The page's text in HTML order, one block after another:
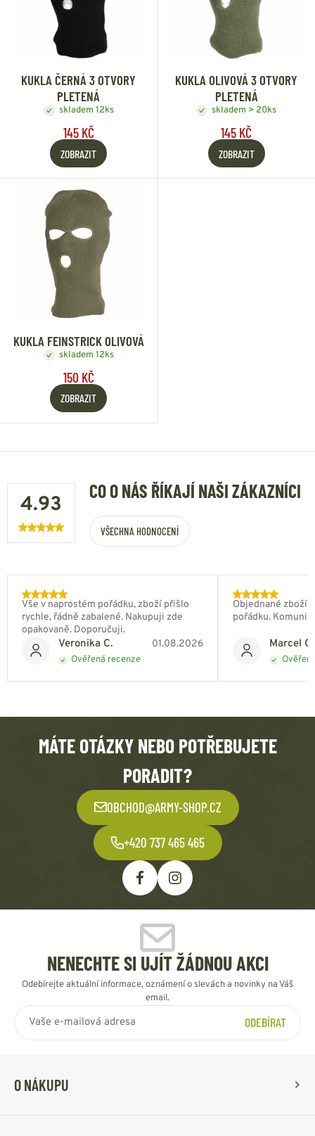
KUKLA ČERNÁ 3 OTVORY
PLETENÁ
skladem 12ks
145 KČ
ZOBRAZIT
KUKLA OLIVOVÁ 3 OTVORY
PLETENÁ
skladem > 20ks
145 KČ
ZOBRAZIT
KUKLA FEINSTRICK OLIVOVÁ
skladem 12ks
150 KČ
ZOBRAZIT
4.93
CO O NÁS ŘÍKAJÍ NAŠI ZÁKAZNÍCI
VŠECHNA HODNOCENÍ
Veronika C. 01.08.2026
Ověřená recenze
Vše v naprostém pořádku, zboží přišlo
rychle, řádně zabalené. Nakupuji zde
opakovaně. Doporučuji.
Marcel
Objednané zboží
pořádku.
MÁTE OTÁZKY NEBO POTŘEBUJETE
PORADIT?
OBCHOD@ARMY-SHOP.CZ
+420 737 465 465
NENECHTE SI UJÍT ŽÁDNOU AKCI
Odebírejte aktuální informace, oznámení o slevách a novinky na Váš
email.
ODEBÍRAT
O NÁKUPU